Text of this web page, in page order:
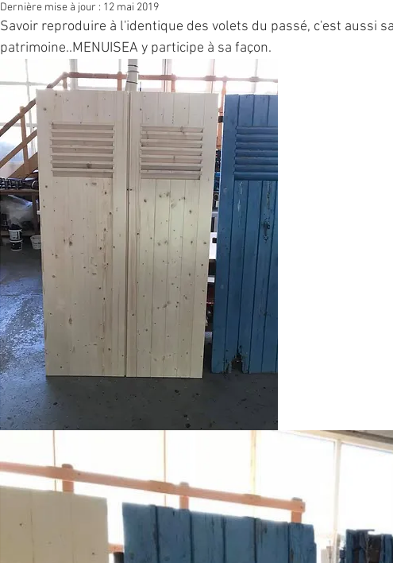
Dernière mise à jour : 12 mai 2019
Savoir reproduire à l'identique des volets du passé, c'est aussi
patrimoine..MENUISEA y participe à sa façon.